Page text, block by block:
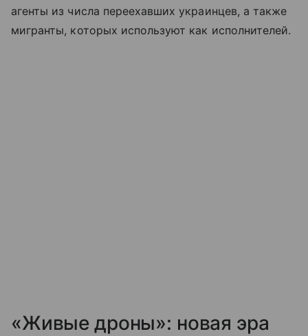
агенты из числа переехавших украинцев, а также
мигранты, которых используют как исполнителей.
«Живые дроны»: новая эра